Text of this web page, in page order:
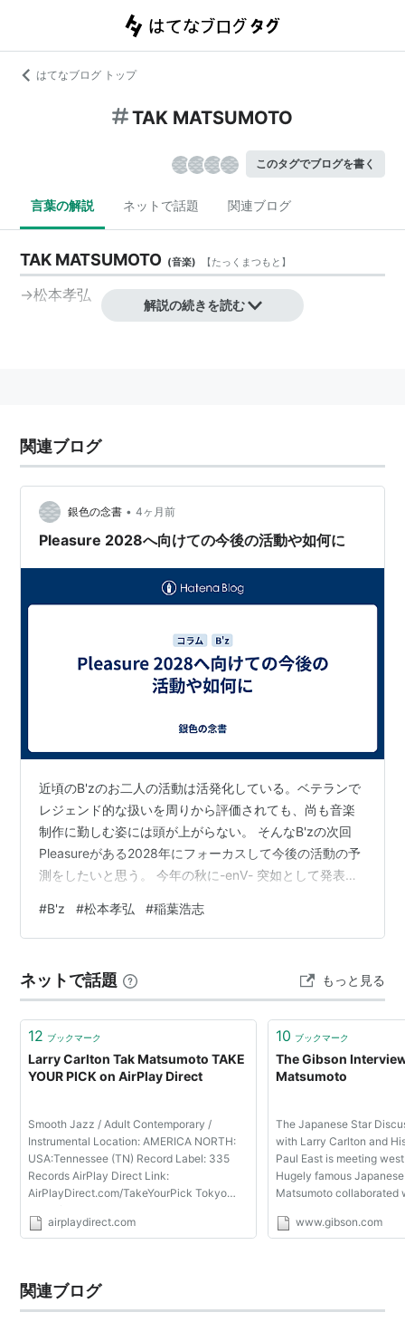
はてなブログ トップ
TAK MATSUMOTO
このタグでブログを書く
言葉の解説 ネットで話題 関連ブログ
TAK MATSUMOTO (音楽) 【たっくまつもと 】
→松本孝弘
解説の続きを読む
関連ブログ
銀色の念書 • 4ヶ月前
Pleasure 2028へ向けての今後の活動や如何に
近頃のB'zのお二人の活動は活発化している。ベテランで
レジェンド的な扱いを周りから評価されても、尚も音楽
制作に勤しむ姿には頭が上がらない。 そんなB'zの次回
Pleasureがある2028年にフォーカスして今後の活動の予
測をしたいと思う。 今年の秋に-enⅤ- 突如として発表さ
しては嬉しい反面体調に気をつけてと心配もあるだろ
う。 とにかく稲葉さんの新たな音楽やライブで直接聴け
さん的にはしないでって思っていそうだしね。 個人的な
予想としては、カバーアルバムとか出す可能性もあるな
と考えている。直近で…
#B'z #松本孝弘 #稲葉浩志
ネットで話題 もっと見る
12 ブックマーク
Larry Carlton Tak Matsumoto TAKE
YOUR PICK on AirPlay Direct
Smooth Jazz / Adult Contemporary /
Instrumental Location: AMERICA NORTH:
USA:Tennessee (TN) Record Label: 335
Records AirPlay Direct Link:
AirPlayDirect.com/TakeYourPick Tokyo
Crawler 2010 The Way We Were Islands of
airplaydirect.com
10 ブックマーク
The Gibson
Matsumoto
The Japanese Star
with Larry Carlton and
Paul East is meeting
Hugely famous
Matsumoto collaborated
Take Your Pick, due
www.gibson.com
関連ブログ